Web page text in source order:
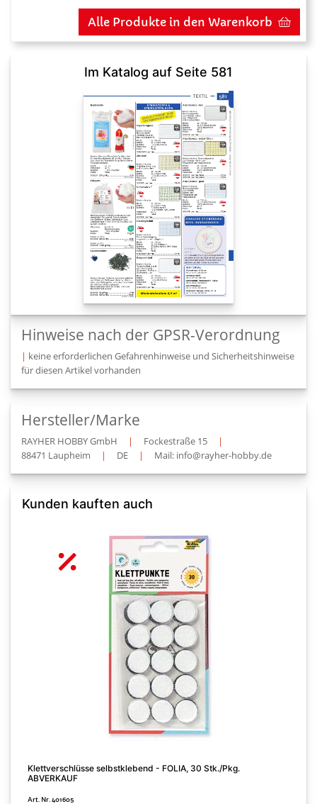
Alle Produkte in den Warenkorb
Im Katalog auf Seite 581
Hinweise nach der GPSR-Verordnung
| keine erforderlichen Gefahrenhinweise und Sicherheitshinweise
für diesen Artikel vorhanden
Hersteller/Marke
RAYHER HOBBY GmbH | Fockestraße 15
|
88471 Laupheim
| DE | Mail: info@rayher-hobby.de
Kunden kauften auch
Klettverschlüsse selbstklebend - FOLIA, 30 Stk./Pkg.
ABVERKAUF
Art. Nr. 401605